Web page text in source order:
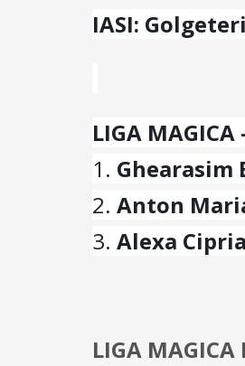
IASI:
LIGA MAGICA
1. Ghearasim
2. Anton
3. Alexa
LIGA MAGICA